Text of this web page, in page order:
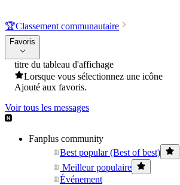
🏆Classement communautaire
Favoris
titre du tableau d'affichage
Lorsque vous sélectionnez une icône
Ajouté aux favoris.
Voir tous les messages
Fanplus community
Best popular (Best of best)
Meilleur populaire
Événement